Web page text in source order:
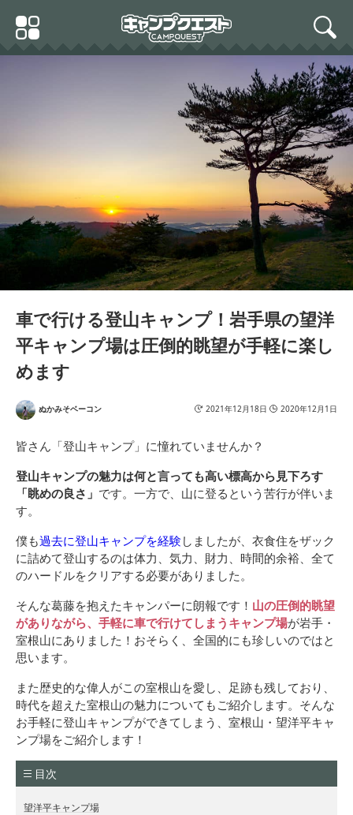
Primary
Menu
search
車で行ける登山キャンプ！岩手県の望洋
平キャンプ場は圧倒的眺望が手軽に楽し
めます
ぬかみそベーコン 2021年12月18日 2020年12月1日
皆さん「登山キャンプ」に憧れていませんか？
登山キャンプの魅力は何と言っても高い標高から見下ろす
「眺めの良さ」 です。一方で、山に登るという苦行が伴いま
す。
僕も過去に登山キャンプを経験 しましたが、衣食住をザック
に詰めて登山するのは体力、気力、財力、時間的余裕、全て
のハードルをクリアする必要がありました。
そんな葛藤を抱えたキャンパーに朗報です！ 山の圧倒的眺望
がありながら、手軽に車で行けてしまうキャンプ場が岩手・
室根山にありました！おそらく、全国的にも珍しいのではと
思います。
また歴史的な偉人がこの室根山を愛し、足跡も残しており、
時代を超えた室根山の魅力についてもご紹介します。そんな
お手軽に登山キャンプができてしまう、室根山・望洋平キャ
ンプ場をご紹介します！
目次
望洋平キャンプ場